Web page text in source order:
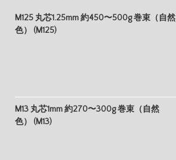
M125 丸芯1.25mm 約450〜500g 巻束（自然
色） (M125)
M13 丸芯1mm 約270〜300g 巻束（自然
色） (M13)